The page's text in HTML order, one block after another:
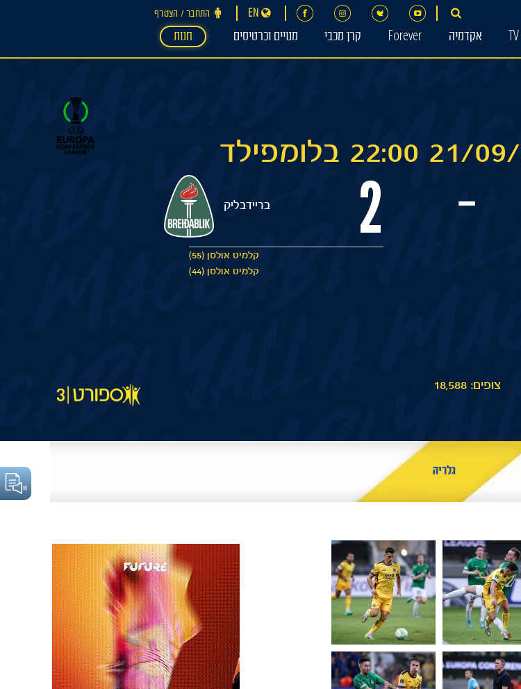
התחבר ‪/‬ הצטרף EN
אקדמיה Forever קרן מכבי מנויים וכרטיסים חנות
בריידבליק 2 -
קלמיט אולסן (55)
קלמיט אולסן (44)
צופים: 18,588
גלריה